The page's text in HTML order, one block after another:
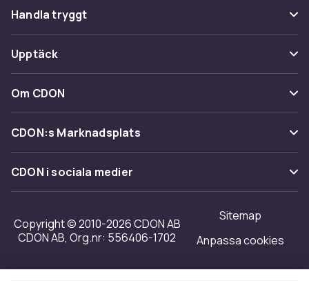
Vanliga frågor
Spåra paket
Ångra & Returnera här
Kundservice
Handla tryggt
Betalning
Leverans
Återkallelser
Upptäck
Kategorier
Varumärken
Shopit.se
Om CDON
Om oss
Kundrecensioner
Tillgänglighet
CDON:s Marknadsplats
Sälj på CDON
Bli affiliate
Regler & kvalitet
Merchant Help Center
CDON i sociala medier
Copyright © 2010-2026 CDON AB
CDON AB, Org.nr: 556406-1702
Sitemap
Anpassa cookies